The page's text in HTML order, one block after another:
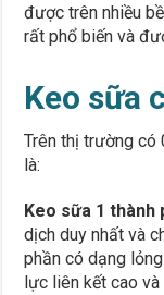
được trên nhiều
rất phổ biến và
Keo sữa
Trên thị trường
là:
Keo sữa 1 thành
dịch duy nhất và
phần có dạng
lực liên kết cao